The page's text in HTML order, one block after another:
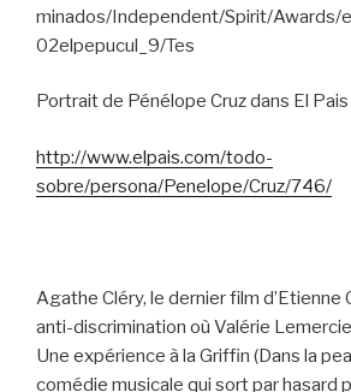
minados/Independent/Spirit/Awards/
02elpepucul_9/Tes
Portrait de Pénélope Cruz dans El Pais
http://www.elpais.com/todo-
sobre/persona/Penelope/Cruz/746/
Agathe Cléry, le dernier film d’Etienne
anti-discrimination où Valérie
Une expérience à la Griffin (Dans la
comédie musicale qui sort par hasard